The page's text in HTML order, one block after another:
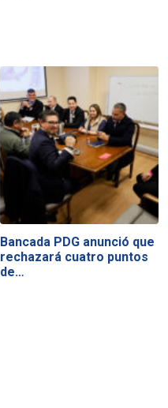
Bancada PDG anunció que
rechazará cuatro puntos
de…